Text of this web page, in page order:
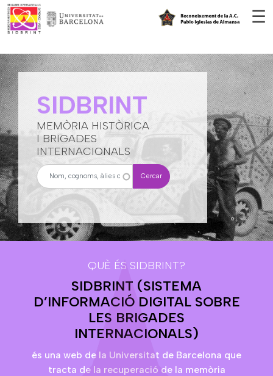
☰
SIDBRINT
MEMÒRIA HISTÒRICA
I BRIGADES
INTERNACIONALS
Cercar
QUÈ ÉS SIDBRINT?
SIDBRINT (SISTEMA
D’INFORMACIÓ DIGITAL SOBRE
LES BRIGADES
INTERNACIONALS)
és una web de la Universitat de Barcelona que
tracta de la recuperació de la memòria